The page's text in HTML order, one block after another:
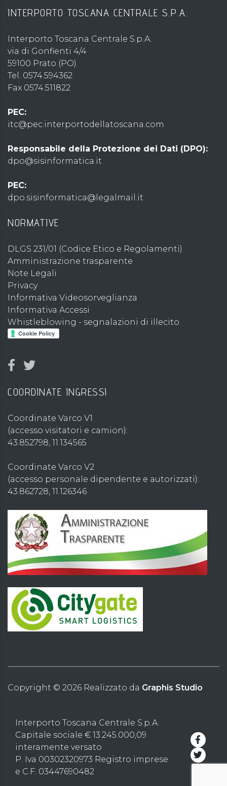
INTERPORTO TOSCANA CENTRALE S.P.A.
Interporto Toscana Centrale S.p.A.
via di Gonfienti 4/4
59100 Prato (PO)
Tel. 0574.594362
Fax 0574.511822
PEC:
itc@pec.interportodellatoscana.com
Responsabile della Protezione dei Dati (DPO):
dpo@sisinformatica.it
PEC:
dpo.sisinformatica@legalmail.it
NORMATIVE
DLGS 231/01 (Codice Etico e Regolamenti)
Amministrazione trasparente
Note Legali
Privacy
Informativa Videosorveglianza
Informativa Accessi
Whistleblowing - segnalazioni di illecito
COORDINATE INGRESSI
Coordinate Varco V1
(accesso visitatori e camion):
43.852798, 11.134565
Coordinate Varco V2
(accesso personale dipendente e autorizzati):
43.862728, 11.126346
Copyright © 2026 Realizzato da Graphis Studio
Interporto Toscana Centrale S.p.A.
Capitale sociale € 13.245.000,09
interamente versato
P. Iva 00302320973 Registro imprese
e C.F. 03447690482